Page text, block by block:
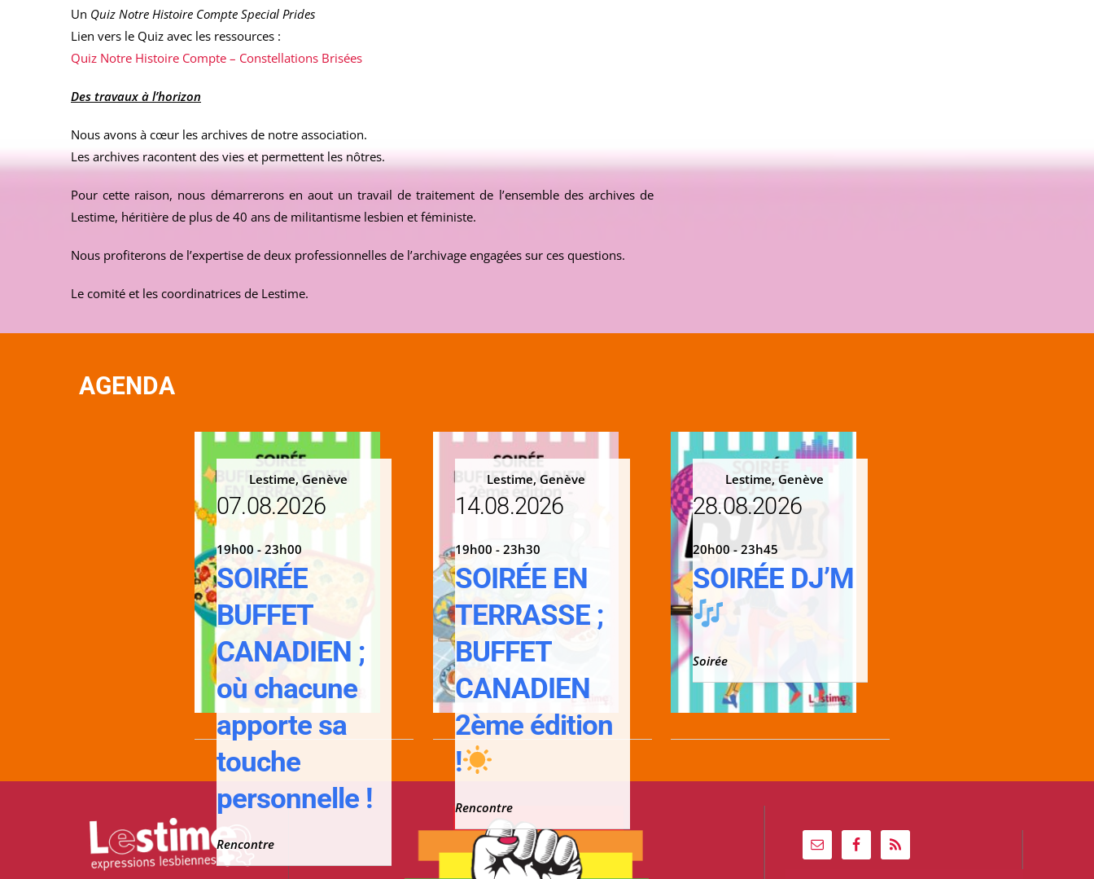
Un Quiz Notre Histoire Compte Special Prides
Lien vers le Quiz avec les ressources :
Quiz Notre Histoire Compte – Constellations Brisées
Des travaux à l’horizon
Nous avons à cœur les archives de notre association.
Les archives racontent des vies et permettent les nôtres.
Pour cette raison, nous démarrerons en aout un travail de traitement de l’ensemble des archives de
Lestime, héritière de plus de 40 ans de militantisme lesbien et féministe.
Nous profiterons de l’expertise de deux professionnelles de l’archivage engagées sur ces questions.
Le comité et les coordinatrices de Lestime.
AGENDA
Lestime, Genève
07.08.2026
19h00 - 23h00
SOIRÉE
BUFFET
CANADIEN ;
où chacune
apporte sa
touche
personnelle !
Rencontre
Lestime, Genève
14.08.2026
19h00 - 23h30
SOIRÉE EN
TERRASSE ;
BUFFET
CANADIEN
2ème édition
!
Rencontre
Lestime, Genève
28.08.2026
20h00 - 23h45
SOIRÉE DJ’M
Soirée